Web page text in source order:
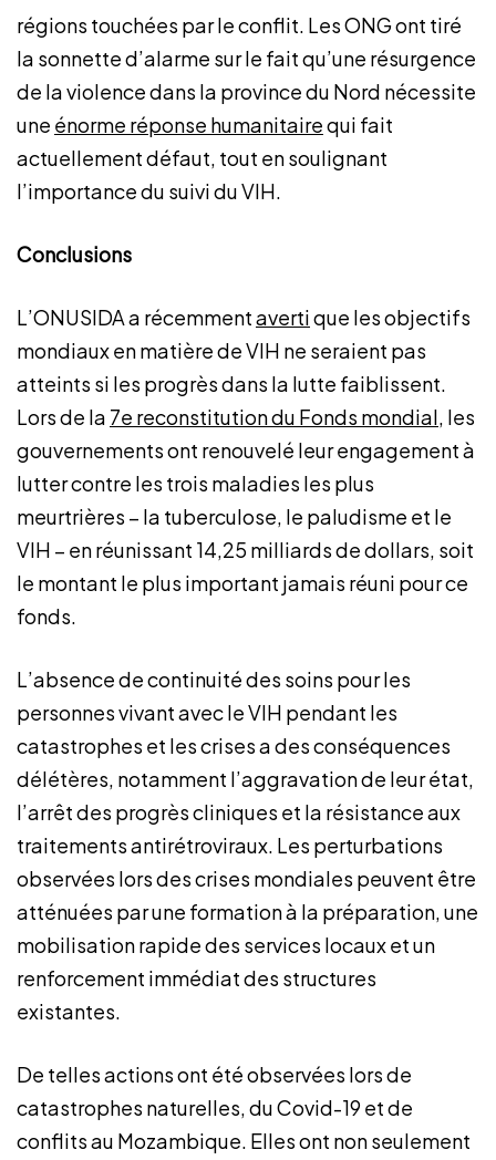
régions touchées par le conflit. Les ONG ont tiré
la sonnette d’alarme sur le fait qu’une résurgence
de la violence dans la province du Nord nécessite
une énorme réponse humanitairequi fait
actuellement défaut, tout en soulignant
l’importance du suivi du VIH.
Conclusions
L’ONUSIDA a récemmentavertique les objectifs
mondiaux en matière de VIH ne seraient pas
atteints si les progrès dans la lutte faiblissent.
Lors de la 7e reconstitution du Fonds mondial, les
gouvernements ont renouvelé leur engagement à
lutter contre les trois maladies les plus
meurtrières – la tuberculose, le paludisme et le
VIH – en réunissant 14,25 milliards de dollars, soit
le montant le plus important jamais réuni pour ce
fonds.
L’absence de continuité des soins pour les
personnes vivant avec le VIH pendant les
catastrophes et les crises a des conséquences
délétères, notamment l’aggravation de leur état,
l’arrêt des progrès cliniques et la résistance aux
traitements antirétroviraux. Les perturbations
observées lors des crises mondiales peuvent être
atténuées par une formation à la préparation, une
mobilisation rapide des services locaux et un
renforcement immédiat des structures
existantes.
De telles actions ont été observées lors de
catastrophes naturelles, du Covid-19 et de
conflits au Mozambique. Elles ont non seulement